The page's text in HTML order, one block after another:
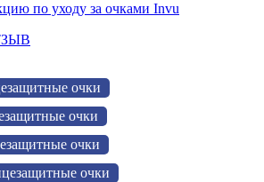
по уходу за очками Invu
очки
очки
очки
очки